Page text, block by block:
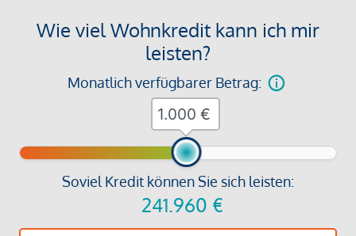
Wie viel Wohnkredit kann ich mir
leisten?
Monatlich verfügbarer Betrag:
Soviel Kredit können Sie sich leisten:
241.960 €
€